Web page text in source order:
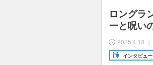
ロングラ
ーと呪い
2025.4.18
インタビュー